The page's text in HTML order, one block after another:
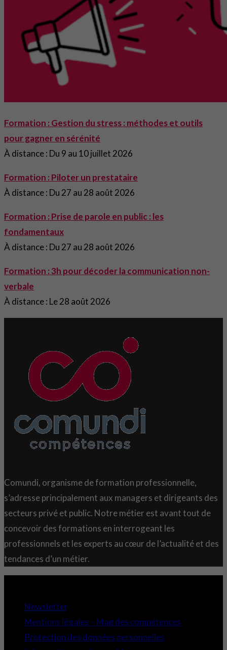
Formation : Gestion du stress : méthodes et outils
pour gagner en sérénité
À distance : Du 9 au 10 juillet 2026
Formation : Piloter un prestataire
À distance : Du 27 au 28 août 2026
Formation : Prise de parole en public : les
fondamentaux
À distance : Du 27 au 28 août 2026
Formation : 3h pour décoder la communication non-
verbale
À distance : Le 28 août 2026
Comundi, organisme de formation professionnelle,
s’adresse principalement aux managers et dirigeants des
secteurs privé et public. Notre métier est avant tout de
concevoir des formations en interrogeant les
professionnels et les experts au cœur de l’actualité et des
tendances d’un métier.
Newsletter
Mentions légales – Mag des compétences
Protection des données personnelles